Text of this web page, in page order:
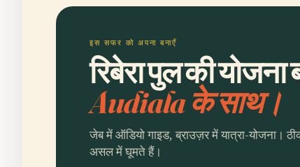
इस सफर को अपना बनाएँ
रिबेरा पुल की
Audiala के साथ।
जेब में ऑडियो गाइड, ब्राउज़र में यात्रा-योजना।
असल में घूमते हैं।